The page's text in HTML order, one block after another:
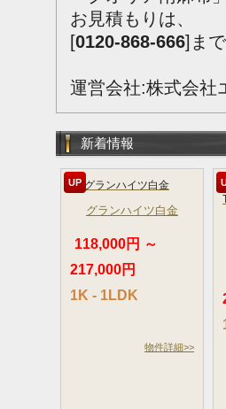
お見積もりは、
[0120-868-666]ま
運営会社:株式会社
新着情報
UP
グランハイツ白金
118,000円 ～
217,000円
1K - 1LDK
物件詳細>>